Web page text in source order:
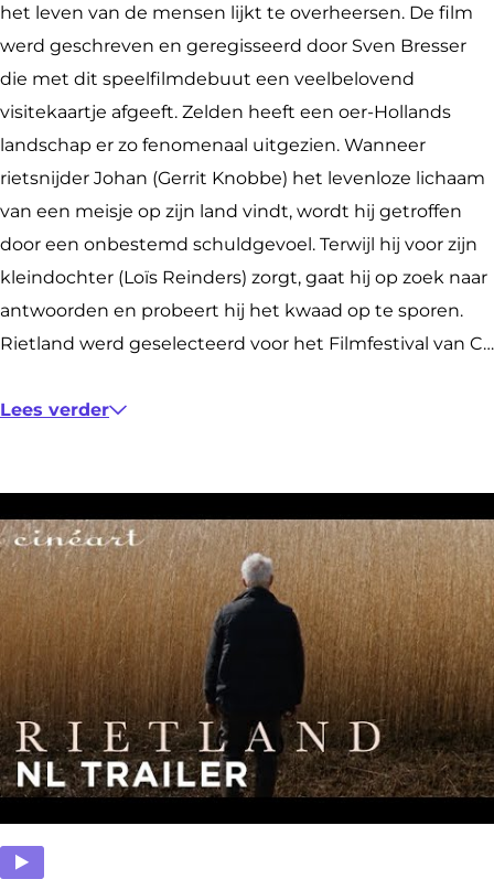
n
d
(
V
u
e
P
l
u
s
)
t
l
a
n
d
(
V
u
e
P
l
s
het leven van de mensen lijkt te overheersen. De film
werd geschreven en geregisseerd door Sven Bresser
die met dit speelfilmdebuut een veelbelovend
visitekaartje afgeeft. Zelden heeft een oer-Hollands
landschap er zo fenomenaal uitgezien. Wanneer
rietsnijder Johan (Gerrit Knobbe) het levenloze lichaam
van een meisje op zijn land vindt, wordt hij getroffen
door een onbestemd schuldgevoel. Terwijl hij voor zijn
kleindochter (Loïs Reinders) zorgt, gaat hij op zoek naar
antwoorden en probeert hij het kwaad op te sporen.
Rietland werd geselecteerd voor het Filmfestival van C…
Lees verder